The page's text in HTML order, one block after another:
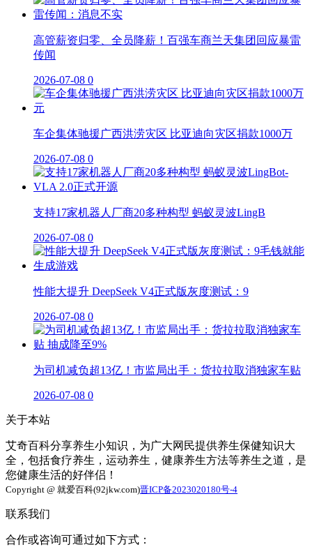
高管薪资归零、全员降薪！百强车商兰天集团回应暴雷
传闻
2026-07-08 0
车企集体驰援广西洪涝灾区 比亚迪向灾区捐款1000万
2026-07-08 0
支持17家机器人厂商20多种构型 蚂蚁灵波LingB
2026-07-08 0
性能大提升 DeepSeek V4正式版灰度测试：9
2026-07-08 0
为司机减负超13亿！市监局出手：货拉拉取消独家车贴
2026-07-08 0
关于本站
艾奇百科分享养生小知识，为广大网民提供养生保健知识大
全，包括食疗养生，运动养生，健康养生方法等养生之道，是
您健康生活的好伴侣！
Copyright @ 就爱百科(92jkw.com)晋ICP备2023020180号-4
联系我们
合作或咨询可通过如下方式：